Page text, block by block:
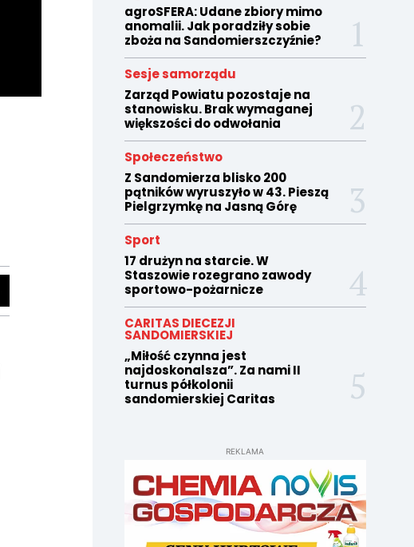
agroSFERA: Udane zbiory mimo
anomalii. Jak poradziły sobie
zboża na Sandomierszczyźnie?
Sesje samorządu
Zarząd Powiatu pozostaje na
stanowisku. Brak wymaganej
większości do odwołania
Społeczeństwo
Z Sandomierza blisko 200
pątników wyruszyło w 43. Pieszą
Pielgrzymkę na Jasną Górę
Sport
17 drużyn na starcie. W
Staszowie rozegrano zawody
sportowo-pożarnicze
CARITAS DIECEZJI
SANDOMIERSKIEJ
„Miłość czynna jest
najdoskonalsza”. Za nami II
turnus półkolonii
sandomierskiej Caritas
REKLAMA